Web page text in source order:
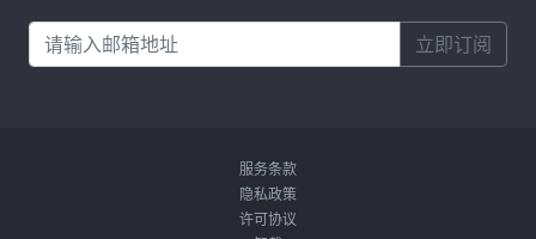
立即订阅
服务条款
隐私政策
许可协议